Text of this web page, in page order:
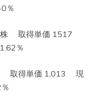
％
株 取得単価 1517
％
取得単価 1,013 現